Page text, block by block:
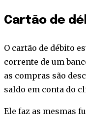
Cartão de
O cartão de débito
corrente de um
as compras são
saldo em conta do
Ele faz as mesmas